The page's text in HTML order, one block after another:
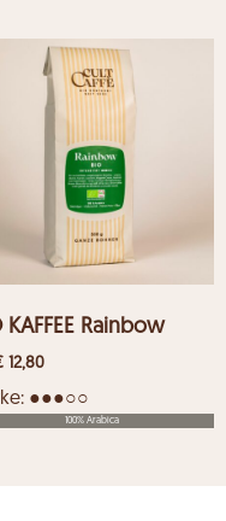
KAFFEE Rainbow
12,80
●●●○○
100% Arabica